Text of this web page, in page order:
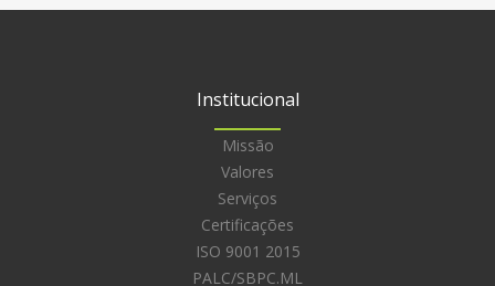
Institucional
Missão
Valores
Serviços
Certificações
ISO 9001 2015
PALC/SBPC.ML